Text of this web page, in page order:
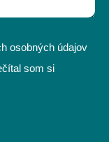
osobných údajov
som si